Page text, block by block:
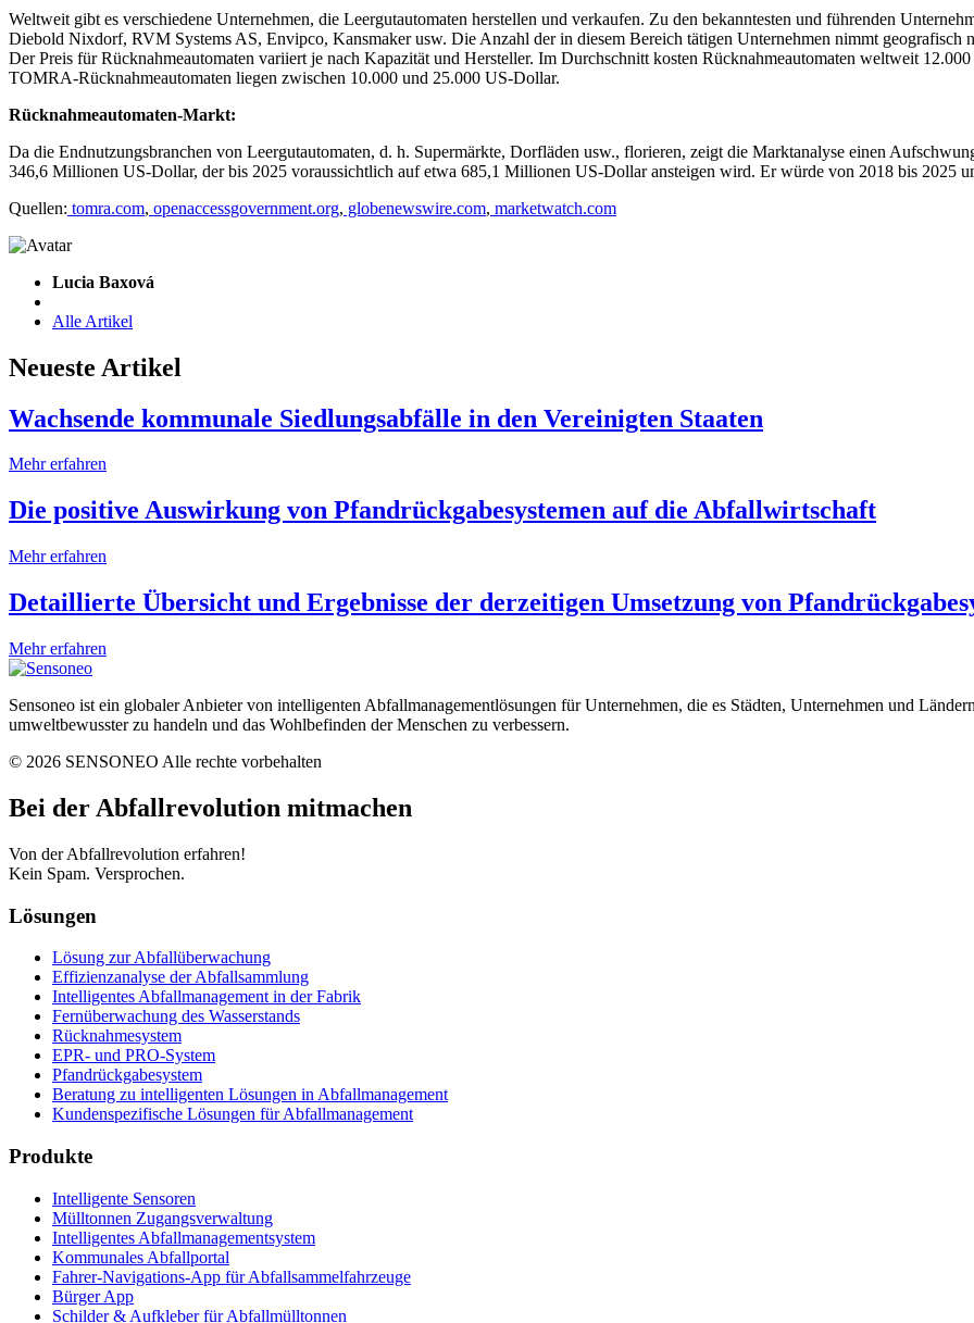
Weltweit gibt es verschiedene Unternehmen, die Leergutautomaten herstellen und verkaufen. Zu den bekanntesten und führenden
Diebold Nixdorf, RVM Systems AS, Envipco, Kansmaker usw. Die Anzahl der in diesem Bereich tätigen Unternehmen nimmt
Der Preis für Rücknahmeautomaten variiert je nach Kapazität und Hersteller. Im Durchschnitt kosten Rücknahmeautomaten weltweit
TOMRA-Rücknahmeautomaten liegen zwischen 10.000 und 25.000 US-Dollar.
Rücknahmeautomaten-Markt:
Da die Endnutzungsbranchen von Leergutautomaten, d. h. Supermärkte, Dorfläden usw., florieren, zeigt die Marktanalyse einen
346,6 Millionen US-Dollar, der bis 2025 voraussichtlich auf etwa 685,1 Millionen US-Dollar ansteigen wird. Er würde von 2018 bis 2025
Quellen: tomra.com, openaccessgovernment.org, globenewswire.com, marketwatch.com
Lucia Baxová
Alle Artikel
Neueste Artikel
Wachsende kommunale Siedlungsabfälle in den Vereinigten Staaten
Mehr erfahren
Die positive Auswirkung von Pfandrückgabesystemen auf die Abfallwirtschaft
Mehr erfahren
Detaillierte Übersicht und Ergebnisse der derzeitigen Umsetzung von
Mehr erfahren
Sensoneo ist ein globaler Anbieter von intelligenten Abfallmanagementlösungen für Unternehmen, die es Städten, Unternehmen und
umweltbewusster zu handeln und das Wohlbefinden der Menschen zu verbessern.
© 2026 SENSONEO Alle rechte vorbehalten
Bei der Abfallrevolution mitmachen
Von der Abfallrevolution erfahren!
Kein Spam. Versprochen.
Lösungen
Lösung zur Abfallüberwachung
Effizienzanalyse der Abfallsammlung
Intelligentes Abfallmanagement in der Fabrik
Fernüberwachung des Wasserstands
Rücknahmesystem
EPR- und PRO-System
Pfandrückgabesystem
Beratung zu intelligenten Lösungen in Abfallmanagement
Kundenspezifische Lösungen für Abfallmanagement
Produkte
Intelligente Sensoren
Mülltonnen Zugangsverwaltung
Intelligentes Abfallmanagementsystem
Kommunales Abfallportal
Fahrer-Navigations-App für Abfallsammelfahrzeuge
Bürger App
Schilder & Aufkleber für Abfallmülltonnen